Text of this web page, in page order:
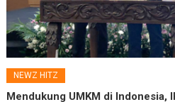
NEWZ HITZ
Mendukung UMKM di Indonesia,